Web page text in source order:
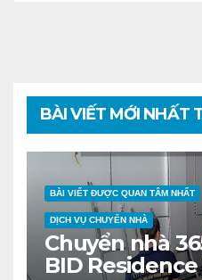
BÀI VIẾT MỚI NHẤT
BÀI VIẾT ĐƯỢC QUAN TÂM NHẤT
DỊCH VỤ CHUYỂN NHÀ
Chuyển nhà
BID